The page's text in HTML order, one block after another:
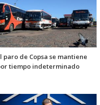
paro de Copsa se mantiene
tiempo indeterminado